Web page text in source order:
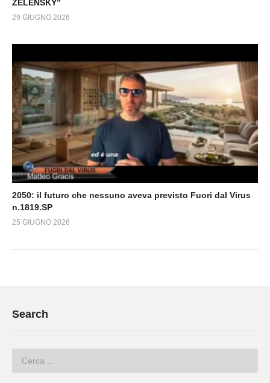
ZELENSKY”
29 GIUGNO 2026
2050: il futuro che nessuno aveva previsto Fuori dal Virus
n.1819.SP
25 GIUGNO 2026
Search